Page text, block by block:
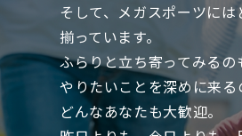
そして、メガスポーツには
揃っています。
ふらりと立ち寄ってみるの
やりたいことを深めに来る
どんなあなたも大歓迎。